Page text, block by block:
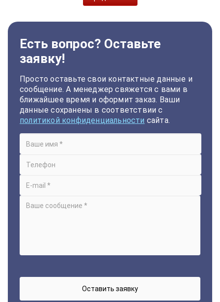
Есть вопрос? Оставьте
заявку!
Просто оставьте свои контактные данные и
сообщение. А менеджер свяжется с вами в
ближайшее время и оформит заказ. Ваши
данные сохранены в соответствии с
политикой конфиденциальности сайта.